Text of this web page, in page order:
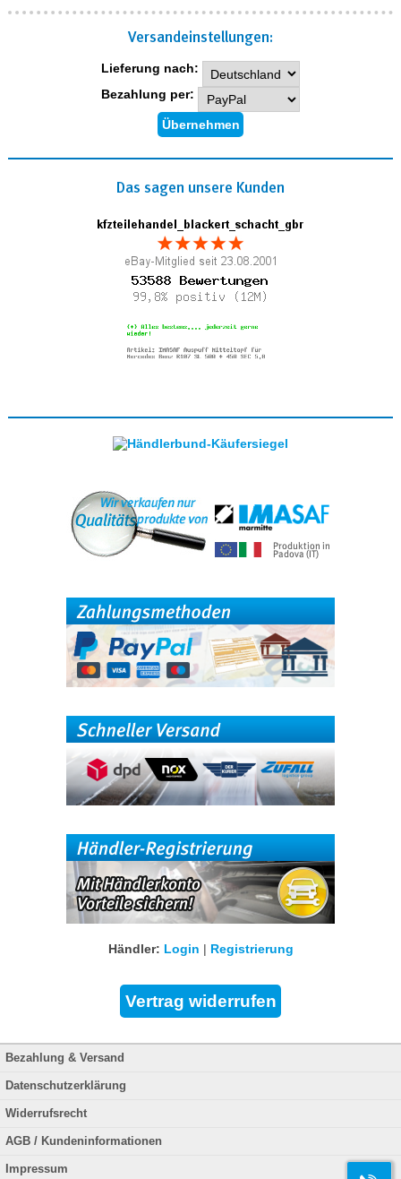
Versand­einstellungen:
Lieferung nach:
Bezahlung per:
Das sagen unsere Kunden
Händler: Login | Registrierung
Bezahlung & Versand
Datenschutzerklärung
Widerrufsrecht
AGB / Kundeninformationen
Impressum